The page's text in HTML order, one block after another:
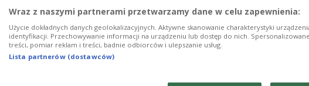
Supreme Court has decided.
Wraz z naszymi partnerami przetwarzamy dane w celu zapewnienia:
Użycie dokładnych danych geolokalizacyjnych. Aktywne skanowanie charakterystyki
identyfikacji. Przechowywanie informacji na urządzeniu lub dostęp do nich.
treści, pomiar reklam i treści, badnie odbiorców i ulepszanie usług.
Lista partnerów (dostawców)